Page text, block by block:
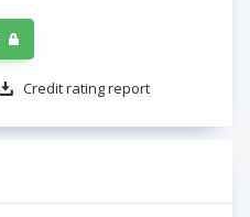
Credit rating report